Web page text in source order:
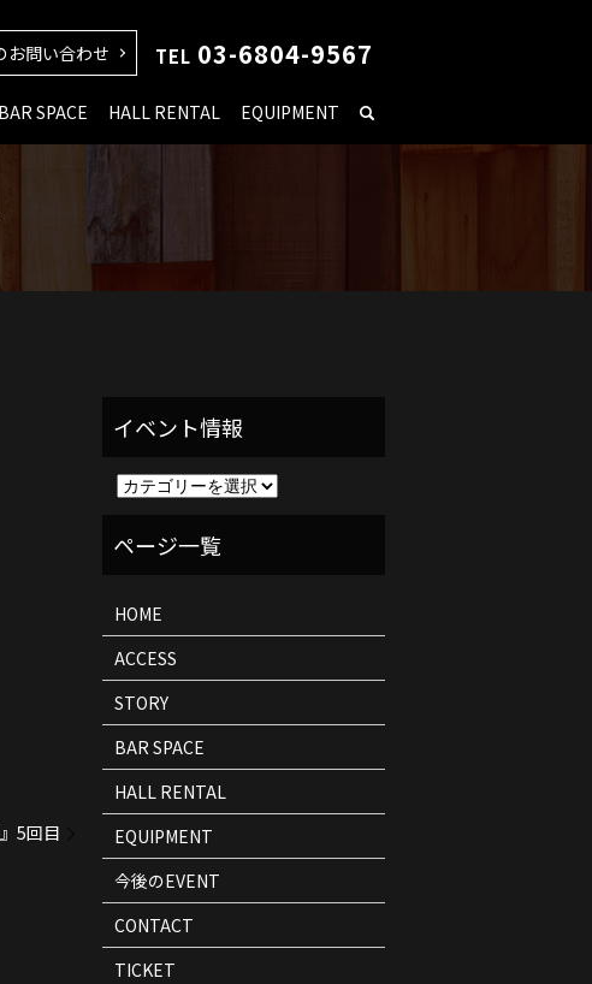
BAR SPACE HALL RENTAL EQUIPMENT
お問い合わせ TEL 03-6804-9567
5回目
イ
ト
HOME
ACCESS
STORY
BAR SPACE
HALL RENTAL
EQUIPMENT
今後のEVENT
CONTACT
TICKET